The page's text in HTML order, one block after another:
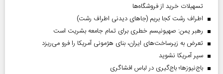
تسهیلات خرید از فروشگاه‌ها
اطراف رشت کجا بریم (جاهای دیدنی اطراف رشت)
رهبر یمن: صهیونیسم خطری برای تمام جامعه بشریت است
تعرض به زیرساخت‌های ایران، بنای هژمونی آمریکا را فرو می‌ریزد
سپر آمریکا نشوید
باج‌نیوزها؛ باج‌گیری در لباس افشاگری